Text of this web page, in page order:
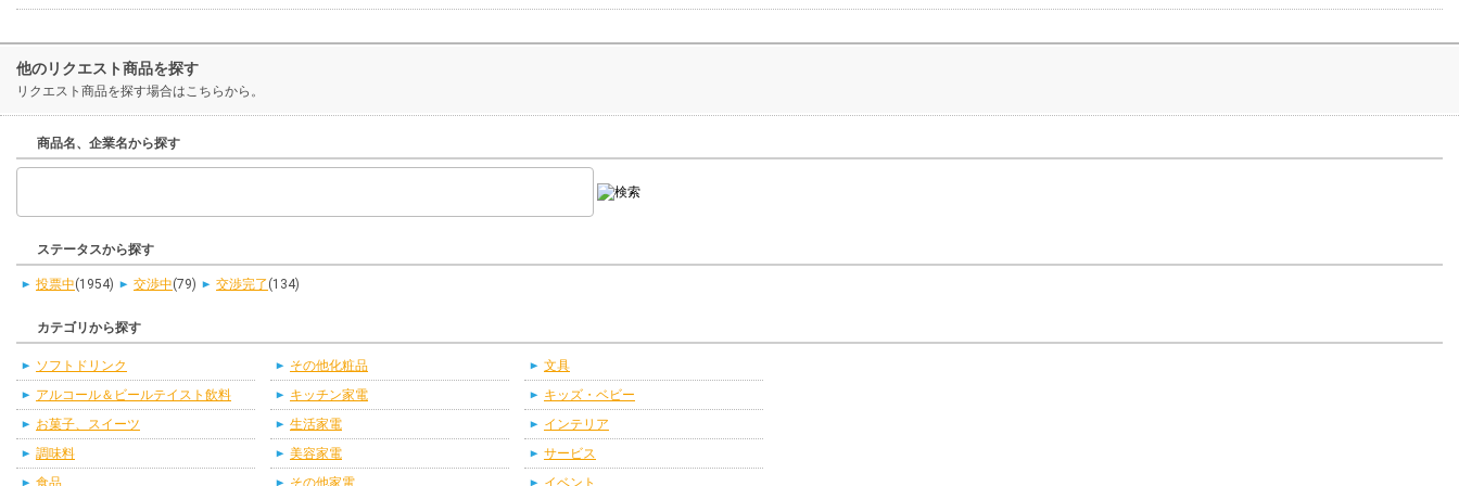
他のリクエスト商品を探す
リクエスト商品を探す場合はこちらから。
商品名、企業名から探す
ステータスから探す
投票中(1954) 交渉中(79) 交渉完了 (134)
カテゴリから探す
ソフトドリンク
アルコール＆ビールテイスト飲料
お菓子、スイーツ
調味料
その他化粧品
キッチン家電
生活家電
美容家電
文具
キッズ・ベビー
インテリア
サービス